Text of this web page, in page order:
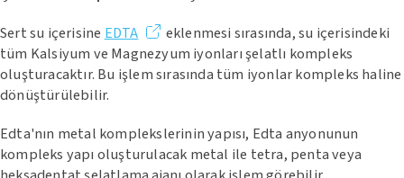
Sert su içerisine EDTA
eklenmesi sırasında, su içerisindeki
tüm Kalsiyum ve Magnezyum iyonları şelatlı kompleks
oluşturacaktır. Bu işlem sırasında tüm iyonlar kompleks haline
dönüştürülebilir.
Edta'nın metal komplekslerinin yapısı, Edta anyonunun
kompleks yapı oluşturulacak metal ile tetra, penta veya